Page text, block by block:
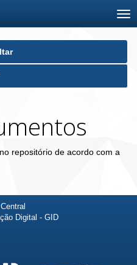
repositório de acordo com a
Digital - GID